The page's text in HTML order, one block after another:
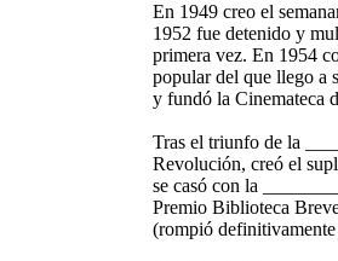
En 1949 creo el
1952 fue detenido y
primera vez. En 1954
popular del que llego a
y fundó la Cinemateca
Tras el triunfo de la
Revolución, creó el
se casó con la
Premio Biblioteca
(rompió